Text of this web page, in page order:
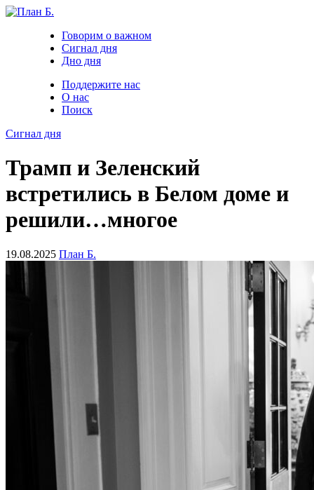
Говорим о важном
Сигнал дня
Дно дня
Поддержите нас
О нас
Поиск
Сигнал дня
Трамп и Зеленский
встретились в Белом доме и
решили…многое
19.08.2025 План Б.